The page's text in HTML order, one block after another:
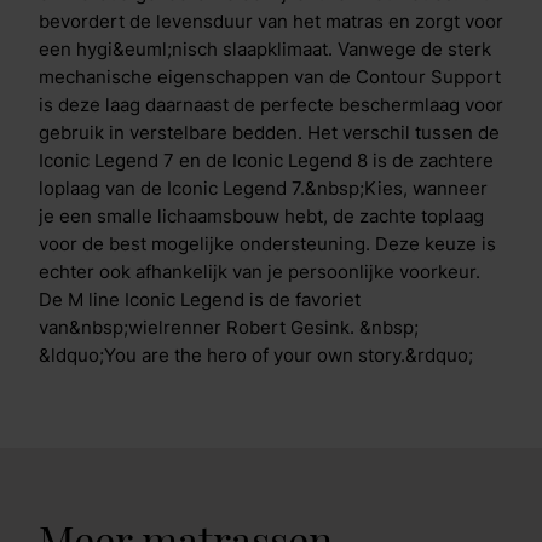
bevordert de levensduur van het matras en zorgt voor
een hygi&euml;nisch slaapklimaat. Vanwege de sterk
mechanische eigenschappen van de Contour Support
is deze laag daarnaast de perfecte beschermlaag voor
gebruik in verstelbare bedden. Het verschil tussen de
Iconic Legend 7 en de Iconic Legend 8 is de zachtere
loplaag van de Iconic Legend 7.&nbsp;Kies, wanneer
je een smalle lichaamsbouw hebt, de zachte toplaag
voor de best mogelijke ondersteuning. Deze keuze is
echter ook afhankelijk van je persoonlijke voorkeur.
De M line Iconic Legend is de favoriet
van&nbsp;wielrenner Robert Gesink. &nbsp;
&ldquo;You are the hero of your own story.&rdquo;